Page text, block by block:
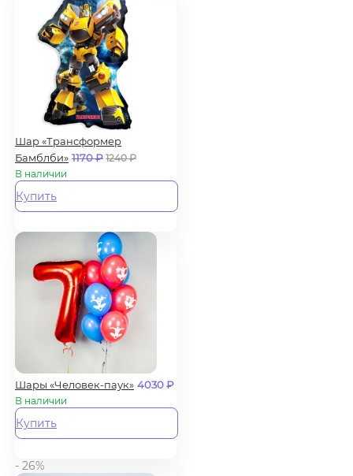
Шар «Трансформер
Бамблби» 1170₽ 1240₽
В наличии
Купить
Шары «Человек-паук» 4030₽
В наличии
Купить
- 26%